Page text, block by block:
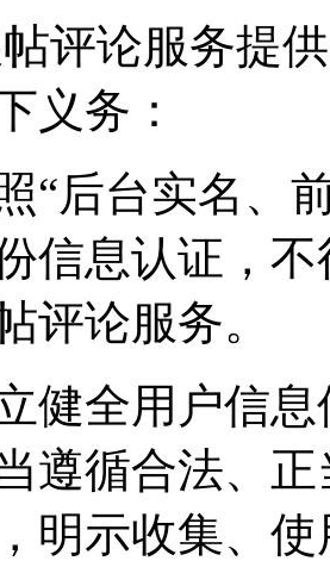
评论服务提
义务：
“后台实名、
信息认证，
评论服务。
健全用户信
遵循合法、
明示收集、